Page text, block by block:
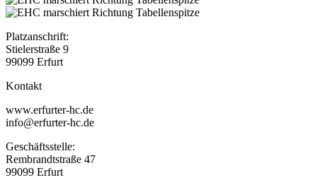
Platzanschrift:
Stielerstraße 9
99099 Erfurt
Kontakt
www.erfurter-hc.de
info@erfurter-hc.de
Geschäftsstelle:
Rembrandtstraße 47
99099 Erfurt